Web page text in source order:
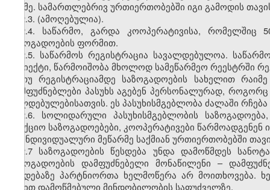
საქმე. სამართლებრივ ურთიერთობებში იგი გამოდის
2.3. (ამოღებულია).
2.4. საწარმო, გარდა კოოპერატივისა, რომელშიც
საზოგადოების ფორმით.
2.5. საწარმოს რეგისტრაცია სავალდებულოა.
სუბიექტი, წარმოიშობა მხოლოდ სამეწარმეო რეესტრში
თუ რეგისტრაციამდე საზოგადოების სახელით
დამფუძნებლები პასუხს აგებენ პერსონალურად,
ვალდებულებისათვის. ეს პასუხისმგებლობა ძალაში
2.6. სოლიდარული პასუხისმგებლობის
სააქციო საზოგადოებები, კოოპერატივები
ინდივიდუალური მეწარმე საქმიან ურთიერთობებში
2.7 საზოგადოების წესდება უნდა დამოწმდეს
საზოგადოების დამფუძნებელი მონაწილენი –
წესდებაზე პარტნიორთა ხელმოწერა არ
წესით დამოწმებული მინდობილობის საფუძველზე.